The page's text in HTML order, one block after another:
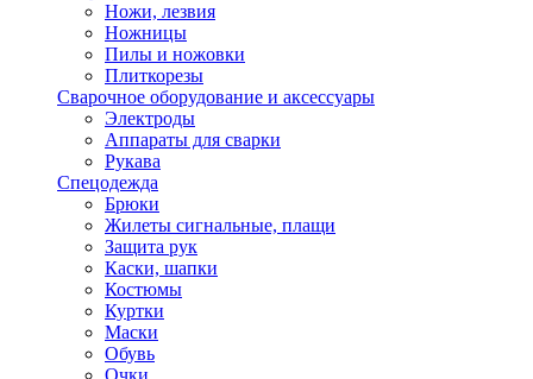
Ножи, лезвия
Ножницы
Пилы и ножовки
Плиткорезы
Сварочное оборудование и аксессуары
Электроды
Аппараты для сварки
Рукава
Спецодежда
Брюки
Жилеты сигнальные, плащи
Защита рук
Каски, шапки
Костюмы
Куртки
Маски
Обувь
Очки